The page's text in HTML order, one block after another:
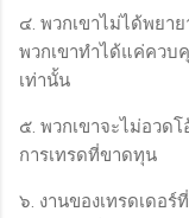
๔. พวกเขาไม่ได้พยา
พวกเขาทำได้แค่ควบ
เท่านั้น
๕. พวกเขาจะไม่อวด
การเทรดที่ขาดทุน
๖. งานของเทรดเดอ